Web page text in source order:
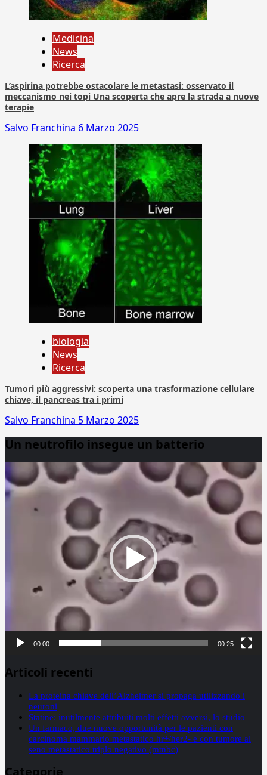
Medicina
News
Ricerca
L’aspirina potrebbe ostacolare le metastasi: osservato il
meccanismo nei topi Una scoperta che apre la strada a nuove
terapie
Salvo Franchina 6 Marzo 2025
biologia
News
Ricerca
Tumori più aggressivi: scoperta una trasformazione cellulare
chiave, il pancreas tra i primi
Salvo Franchina 5 Marzo 2025
Un neutrofilo insegue un batterio
Player
00:00 00:25
Articoli recenti
La proteina chiave dell’Alzheimer si propaga utilizzando i
neuroni
Statine: inutilmente attribuiti molti effetti avversi, lo studio
Un farmaco, due nuove opportunità per le pazienti con
carcinoma mammario metastatico hr+/her2- e con tumore al
seno metastatico triplo negativo (mtnbc)